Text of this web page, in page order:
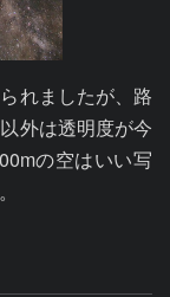
れましたが、路
外は透明度が今
の空はいい写